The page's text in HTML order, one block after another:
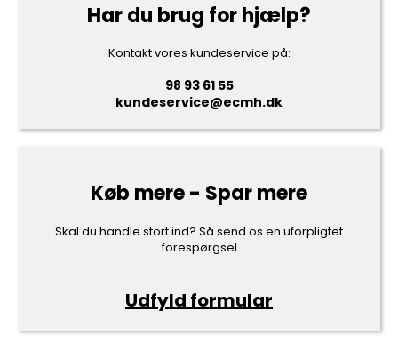
Har du brug for hjælp?
Kontakt vores kundeservice på:
98 93 61 55
kundeservice@ecmh.dk
Køb mere - Spar mere
Skal du handle stort ind? Så send os en uforpligtet
forespørgsel
Udfyld formular